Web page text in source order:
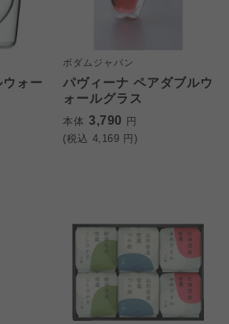
ォー
ボダムジャパン
パヴィーナ ペアダブルウ
ォールグラス
本体 3,790 円
(税込 4,169 円)